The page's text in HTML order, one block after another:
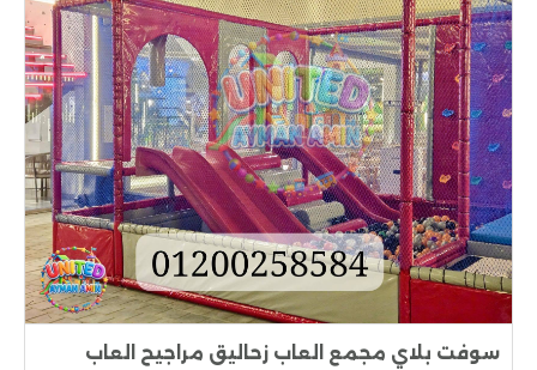
سوفت بلاي مجمع العاب زحاليق مراجيح العاب